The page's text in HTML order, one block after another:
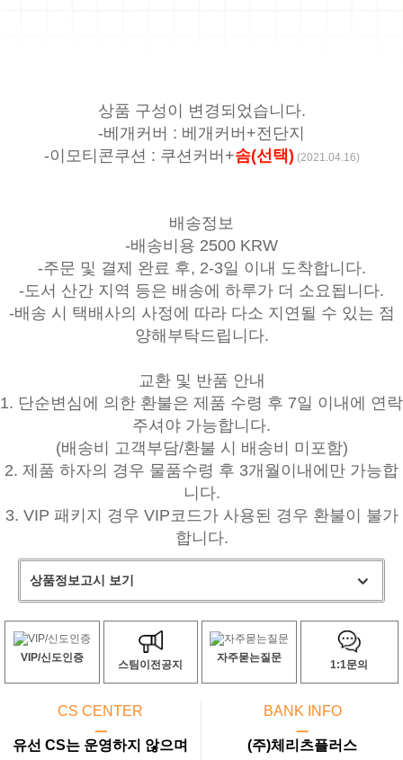
상품 구성이 변경되었습니다.
-베개커버 : 베개커버+전단지
-이모티콘쿠션 : 쿠션커버+솜(선택) (2021.04.16)
배송정보
-배송비용 2500 KRW
-주문 및 결제 완료 후, 2-3일 이내 도착합니다.
-도서 산간 지역 등은 배송에 하루가 더 소요됩니다.
-배송 시 택배사의 사정에 따라 다소 지연될 수 있는 점
양해부탁드립니다.
교환 및 반품 안내
1. 단순변심에 의한 환불은 제품 수령 후 7일 이내에 연락
주셔야 가능합니다.
(배송비 고객부담/환불 시 배송비 미포함)
2. 제품 하자의 경우 물품수령 후 3개월이내에만 가능합
니다.
3. VIP 패키지 경우 VIP코드가 사용된 경우 환불이 불가
합니다.
상품정보고시 보기
VIP/신도인증
스팀이전공지
자주묻는질문
1:1문의
CS CENTER
ㅡ
유선 CS는 운영하지 않으며
BANK INFO
ㅡ
(주)체리츠플러스